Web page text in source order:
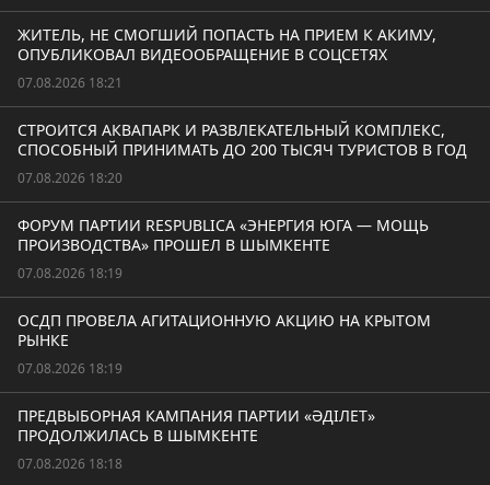
ЖИТЕЛЬ, НЕ СМОГШИЙ ПОПАСТЬ НА ПРИЕМ К АКИМУ,
ОПУБЛИКОВАЛ ВИДЕООБРАЩЕНИЕ В СОЦСЕТЯХ
07.08.2026 18:21
СТРОИТСЯ АКВАПАРК И РАЗВЛЕКАТЕЛЬНЫЙ КОМПЛЕКС,
СПОСОБНЫЙ ПРИНИМАТЬ ДО 200 ТЫСЯЧ ТУРИСТОВ В ГОД
07.08.2026 18:20
ФОРУМ ПАРТИИ RESPUBLICA «ЭНЕРГИЯ ЮГА — МОЩЬ
ПРОИЗВОДСТВА» ПРОШЕЛ В ШЫМКЕНТЕ
07.08.2026 18:19
ОСДП ПРОВЕЛА АГИТАЦИОННУЮ АКЦИЮ НА КРЫТОМ
РЫНКЕ
07.08.2026 18:19
ПРЕДВЫБОРНАЯ КАМПАНИЯ ПАРТИИ «ӘДІЛЕТ»
ПРОДОЛЖИЛАСЬ В ШЫМКЕНТЕ
07.08.2026 18:18